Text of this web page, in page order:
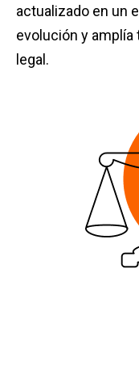
actualizado en un
evolución y
legal.